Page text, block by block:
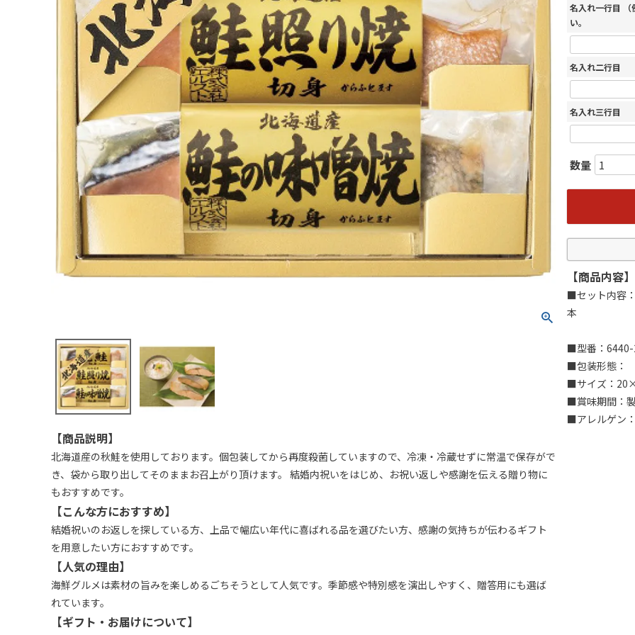
【商品説明】
北海道産の秋鮭を使用しております。個包装してから再度殺菌していますので、冷凍・冷蔵せずに常温で保存がで
き、袋から取り出してそのままお召上がり頂けます。 結婚内祝いをはじめ、お祝い返しや感謝を伝える贈り物に
もおすすめです。
【こんな方におすすめ】
結婚祝いのお返しを探している方、上品で幅広い年代に喜ばれる品を選びたい方、感謝の気持ちが伝わるギフト
を用意したい方におすすめです。
【人気の理由】
海鮮グルメは素材の旨みを楽しめるごちそうとして人気です。季節感や特別感を演出しやすく、贈答用にも選ば
れています。
【ギフト・お届けについて】
名入れ一行目
い。
名入れ二行目
名入れ三行目
【商品内容】
■セット内容
本
■型番：
■包装形態：
■サイズ：
■賞味期間：
■アレルゲン